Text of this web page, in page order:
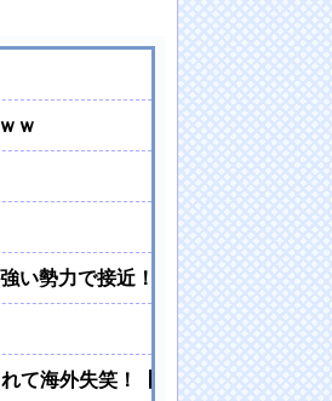
ｗ
い勢力で接近！（伊勢湾台風級」
て海外失笑！【海外の反応】